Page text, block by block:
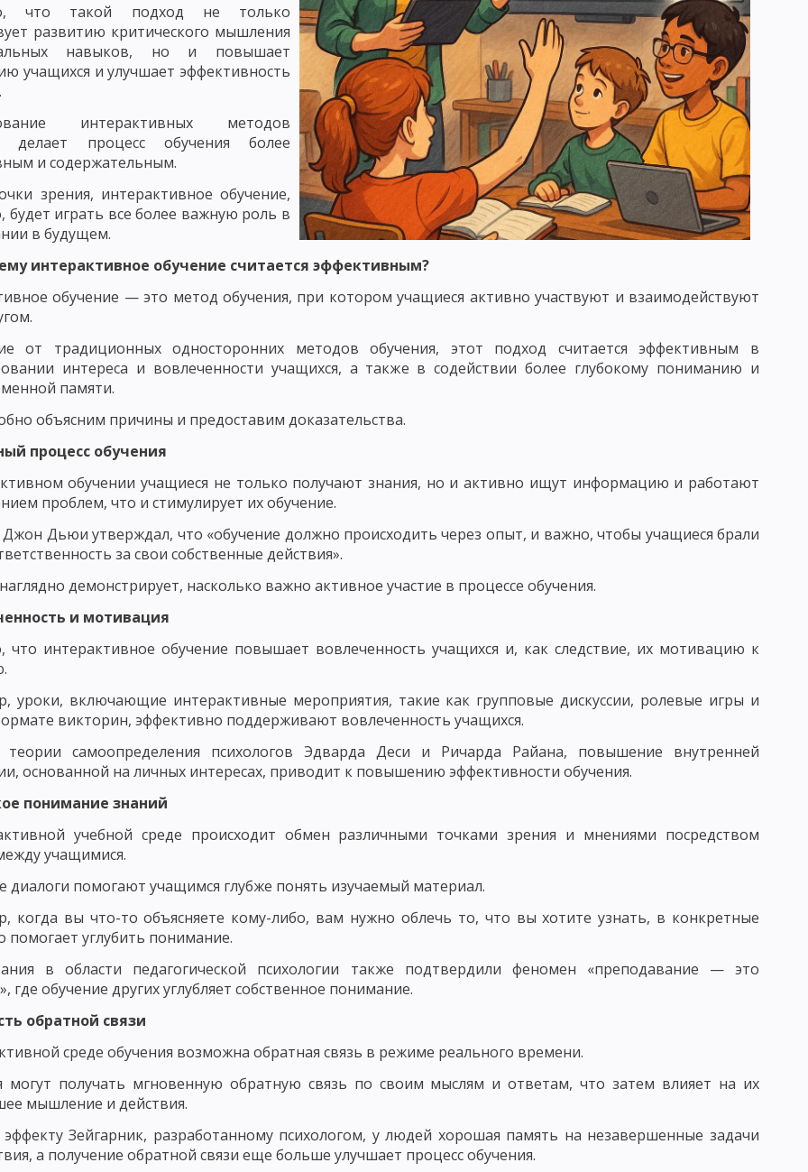
СЕМИНАРСКОЕ ЗАНЯТИЕ КАК МЕТОД ОБУЧЕНИЯ
ДЕМОНСТРИРОВАНИЕ ПРАКТИЧЕСКИЕ МЕТОДЫ ОБУЧЕНИЯ: УПРАЖНЕНИЯ
РАБОТЫ, ИНСТРУКТАЖ
РАБОТА УЧАЩИХСЯ ПОНЯТИЕ О МЕТОДАХ АКТИВИЗАЦИИ УЧЕБНО-ПОЗНАВАТЕЛЬНОЙ ДЕЯТЕЛЬНОСТИ
ИГРОВЫЕ МЕТОДЫ ОБУЧЕНИЯ. ДЕЛОВЫЕ ИГРЫ
СИТУАЦИИ РЕШЕНИЕ СИТУАЦИОННЫХ ЗАДАЧ – МЕТОД АНАЛИЗА
МЕТОД КОНФЛИКТОВ, МЕТОД «ЛАБИРИНТА ДЕЙСТВИЙ», МЕТОД ПОСЛЕДОВАТЕЛЬНЫХ СИТУАЦИЙ
В ОБУЧЕНИИ ЛЕКЦИОННЫЙ МЕТОД ОБУЧЕНИЯ НЕТРАДИЦИОННЫЕ СЕМИНАРСКИЕ ЗАНЯТИЯ
ОБУЧЕНИЯ ПОНЯТИЕ О ФОРМАХ ОРГАНИЗАЦИИ ОБУЧЕНИЯ ВИДЫ ОРГАНИЗАЦИОННЫХ ФОРМ ОБУЧЕНИЯ
КАК ПЕДАГОГИЧЕСКОЕ ПОНЯТИЕ ФУНКЦИИ, ПРИНЦИПЫ И КРИТЕРИИ ПЕДАГОГИЧЕСКОГО КОНТРОЛЯ
УЧАЩИХСЯ
ОБЩЕСТВЕННО-ИСТОРИЧЕСКОГО ЯВЛЕНИЯ
НАВЫКИ, ПРИВЫЧКИ, ЭМОЦИИ, ЧУВСТВА, МОТИВЫ
ПРОЦЕСС ВОСПИТАНИЯ. ИДЕАЛ ВОСПИТАНИЯ
ОСНОВНЫЕ ПРИЗНАКИ ПРОЦЕССА ВОСПИТАНИЯ. ОСНОВНЫЕ ФУНКЦИИ ВОСПИТАТЕЛЯ
ВОСПИТАТЕЛЬНОГО ПРОЦЕССА МОДЕЛЬ ПРОЦЕССА ВОСПИТАНИЯ И ХАРАКТЕРИСТИКА ЕЕ СОСТАВЛЯЮЩИХ
ПРОЦЕССА
РЕЗУЛЬТАТИВНЫЙ КОМПОНЕНТ УЧЕБНОГО ПРОЦЕССА. ВОСПИТАННОСТЬ, ЕЕ УРОВНИ И КРИТЕРИИ
ВОСПИТАНИЯ В ОБЩЕСТВЕ ВНЕШНИЕ И ВНУТРЕННИЕ ЗАКОНОМЕРНОСТИ ПРОЦЕССА ВОСПИТАНИЯ
ПРИНЦИПОВ ВОСПИТАНИЯ ПРИНЦИП ЦЕЛЕНАПРАВЛЕННОСТИ В ВОСПИТАНИИ
В ВОСПИТАНИИ ПРИНЦИП ВОСПИТАНИЯ В ТРУДЕ ПРИНЦИП ВОСПИТАНИЯ В КОЛЛЕКТИВЕ И ЧЕРЕЗ КОЛЛЕКТИВ
ВЗАИМООТНОШЕНИЙ
КОНКРЕТНОСТИ ВОСПИТАТЕЛЬНЫХ МЕРОПРИЯТИЙ ПРИНЦИП ОПТИМИЗАЦИИ ВОСПИТАТЕЛЬНОГО ПРОЦЕССА
И УВАЖЕНИЕМ К ЛИЧНОСТИ ВОСПИТАННИКА
ИХ ДЕЯТЕЛЬНОСТИ ПРИНЦИП СОЗНАТЕЛЬНОСТИ, САМОДЕЯТЕЛЬНОСТИ И АКТИВНОСТИ ВОСПИТАННИКОВ
ОСНОВНЫЕ НАПРАВЛЕНИЯ ВОСПИТАНИЯ
ОБЩИЕ ПРИНЦИПЫ НАЦИОНАЛЬНОГО ВОСПИТАНИЯ ОСНОВНЫЕ НАПРАВЛЕНИЯ НАЦИОНАЛЬНОГО ВОСПИТАНИЯ
ВОСПИТАНИЯ МЕТОДЫ НЕПОСРЕДСТВЕННОГО ВОСПИТАТЕЛЬНОГО ВОЗДЕЙСТВИЯ
ФУНКЦИИ СОЦИАЛЬНОЙ СРЕДЫ ОБЩЕСТВЕННОЕ МНЕНИЕ
ВОЗДЕЙСТВИЯ КОЛЛЕКТИВА НА ЛИЧНОСТЬ СУЩНОСТЬ САМОВОСПИТАНИЯ
САМООЦЕНКА И САМОНАБЛЮДЕНИЕ НАЧАЛЬНАЯ ШКОЛА - СХЕМЫ И ТАБЛИЦЫ
МАТЕРИАЛОВ НА САЙТЕ ПЕДАГОГИКА.ОРГ
что такой подход не только
развитию критического мышления
навыков, но и повышает
учащихся и улучшает эффективность
интерактивных методов
делает процесс обучения более
и содержательным.
зрения, интерактивное обучение,
будет играть все более важную роль в
в будущем.
интерактивное обучение считается эффективным?
обучение — это метод обучения, при котором учащиеся активно участвуют и взаимодействуют
от традиционных односторонних методов обучения, этот подход считается эффективным в
интереса и вовлеченности учащихся, а также в содействии более глубокому пониманию и
памяти.
объясним причины и предоставим доказательства.
процесс обучения
обучении учащиеся не только получают знания, но и активно ищут информацию и работают
проблем, что и стимулирует их обучение.
Джон Дьюи утверждал, что «обучение должно происходить через опыт, и важно, чтобы учащиеся брали
за свои собственные действия».
демонстрирует, насколько важно активное участие в процессе обучения.
и мотивация
что интерактивное обучение повышает вовлеченность учащихся и, как следствие, их мотивацию к
уроки, включающие интерактивные мероприятия, такие как групповые дискуссии, ролевые игры и
викторин, эффективно поддерживают вовлеченность учащихся.
теории самоопределения психологов Эдварда Деси и Ричарда Райана, повышение внутренней
основанной на личных интересах, приводит к повышению эффективности обучения.
понимание знаний
учебной среде происходит обмен различными точками зрения и мнениями посредством
учащимися.
диалоги помогают учащимся глубже понять изучаемый материал.
когда вы что-то объясняете кому-либо, вам нужно облечь то, что вы хотите узнать, в конкретные
помогает углубить понимание.
в области педагогической психологии также подтвердили феномен «преподавание — это
где обучение других углубляет собственное понимание.
обратной связи
среде обучения возможна обратная связь в режиме реального времени.
могут получать мгновенную обратную связь по своим мыслям и ответам, что затем влияет на их
мышление и действия.
эффекту Зейгарник, разработанному психологом, у людей хорошая память на незавершенные задачи
а получение обратной связи еще больше улучшает процесс обучения.